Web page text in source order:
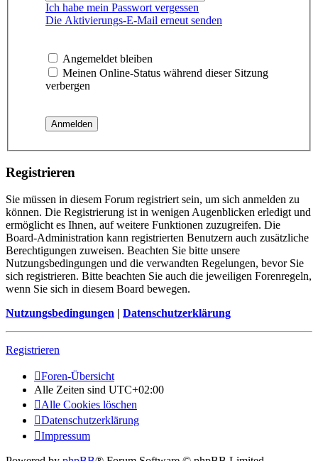
Ich habe mein Passwort vergessen
Die Aktivierungs-E-Mail erneut senden
Angemeldet bleiben
Meinen Online-Status während dieser Sitzung
verbergen
Registrieren
Sie müssen in diesem Forum registriert sein, um sich anmelden zu
können. Die Registrierung ist in wenigen Augenblicken erledigt und
ermöglicht es Ihnen, auf weitere Funktionen zuzugreifen. Die
Board-Administration kann registrierten Benutzern auch zusätzliche
Berechtigungen zuweisen. Beachten Sie bitte unsere
Nutzungsbedingungen und die verwandten Regelungen, bevor Sie
sich registrieren. Bitte beachten Sie auch die jeweiligen Forenregeln,
wenn Sie sich in diesem Board bewegen.
Nutzungsbedingungen | Datenschutzerklärung
Registrieren
Foren-Übersicht
Alle Zeiten sind UTC+02:00
Alle Cookies löschen
Datenschutzerklärung
Impressum